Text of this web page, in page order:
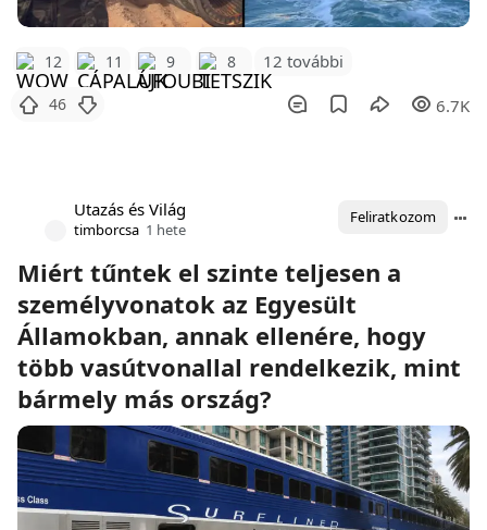
12 11 9 8 12 további
46 6.7K
Utazás és Világ
timborcsa 1 hete
Feliratkozom
Miért tűntek el szinte teljesen a
személyvonatok az Egyesült
Államokban, annak ellenére, hogy
több vasútvonallal rendelkezik, mint
bármely más ország?